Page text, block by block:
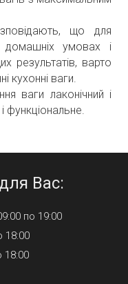
що для
домашніх умовах і
результатів, варто
кухонні ваги.
ваги лаконічний і
функціональне.
Вас:
по 19:00
18:00
18:00